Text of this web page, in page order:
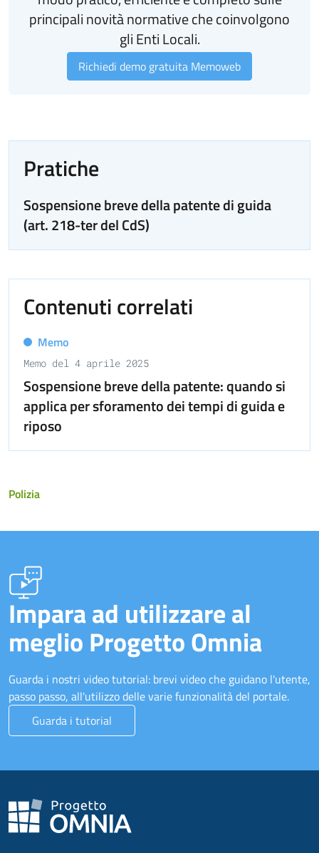
principali novità normative che coinvolgono
gli Enti Locali.
Richiedi demo gratuita Memoweb
Pratiche
Sospensione breve della patente di guida
(art. 218-ter del CdS)
Contenuti correlati
Memo
Memo del 4 aprile 2025
Sospensione breve della patente: quando si
applica per sforamento dei tempi di guida e
riposo
Polizia
Impara ad utilizzare al
meglio Progetto Omnia
Guarda i nostri video tutorial: brevi video che guidano l'utente,
passo passo, all'utilizzo delle varie funzionalità del portale.
Guarda i tutorial